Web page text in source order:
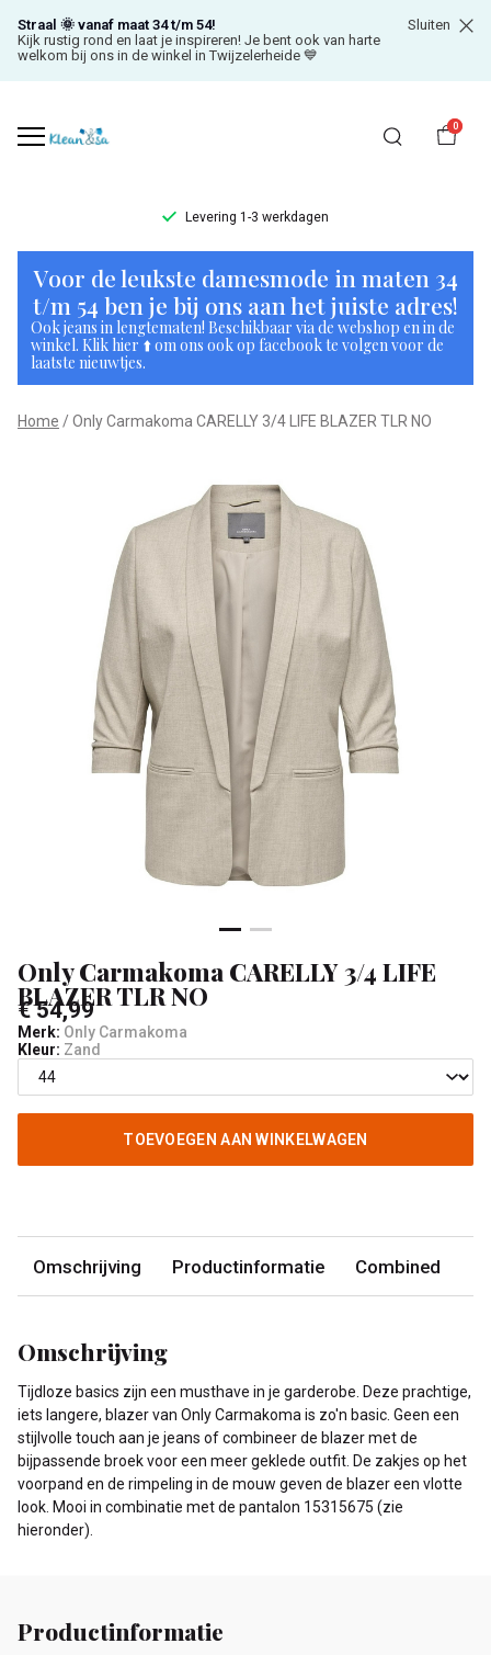
Straal 🌞 vanaf maat 34 t/m 54!
Kijk rustig rond en laat je inspireren! Je bent ook van harte
welkom bij ons in de winkel in Twijzelerheide 💙
Sluiten
0
Levering 1-3 werkdagen
Only
Carmakoma
CARELLY
3/4
LIFE
BLAZER
Klean
Voor de leukste damesmode in maten 34
t/m 54 ben je bij ons aan het juiste adres!
Ook jeans in lengtematen! Beschikbaar via de webshop en in de
winkel. Klik hier ⬆️ om ons ook op facebook te volgen voor de
laatste nieuwtjes.
Home Only Carmakoma CARELLY 3/4 LIFE BLAZER TLR NO
Only Carmakoma CARELLY 3/4 LIFE
BLAZER TLR NO
€ 54,99
Merk: Only Carmakoma
Kleur: Zand
TOEVOEGEN AAN WINKELWAGEN
Omschrijving Productinformatie Combined
Omschrijving
Tijdloze basics zijn een musthave in je garderobe. Deze prachtige,
iets langere, blazer van Only Carmakoma is zo'n basic. Geen een
stijlvolle touch aan je jeans of combineer de blazer met de
bijpassende broek voor een meer geklede outfit. De zakjes op het
voorpand en de rimpeling in de mouw geven de blazer een vlotte
look. Mooi in combinatie met de pantalon 15315675 (zie
hieronder).
Productinformatie